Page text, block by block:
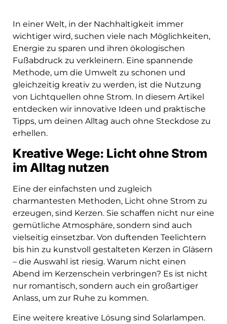
In einer Welt, in der Nachhaltigkeit immer
wichtiger wird, suchen viele nach Möglichkeiten,
Energie zu sparen und ihren ökologischen
Fußabdruck zu verkleinern. Eine spannende
Methode, um die Umwelt zu schonen und
gleichzeitig kreativ zu werden, ist die Nutzung
von Lichtquellen ohne Strom. In diesem Artikel
entdecken wir innovative Ideen und praktische
Tipps, um deinen Alltag auch ohne Steckdose zu
erhellen.
Kreative Wege: Licht ohne Strom
im Alltag nutzen
Eine der einfachsten und zugleich
charmantesten Methoden, Licht ohne Strom zu
erzeugen, sind Kerzen. Sie schaffen nicht nur eine
gemütliche Atmosphäre, sondern sind auch
vielseitig einsetzbar. Von duftenden Teelichtern
bis hin zu kunstvoll gestalteten Kerzen in Gläsern
– die Auswahl ist riesig. Warum nicht einen
Abend im Kerzenschein verbringen? Es ist nicht
nur romantisch, sondern auch ein großartiger
Anlass, um zur Ruhe zu kommen.
Eine weitere kreative Lösung sind Solarlampen.